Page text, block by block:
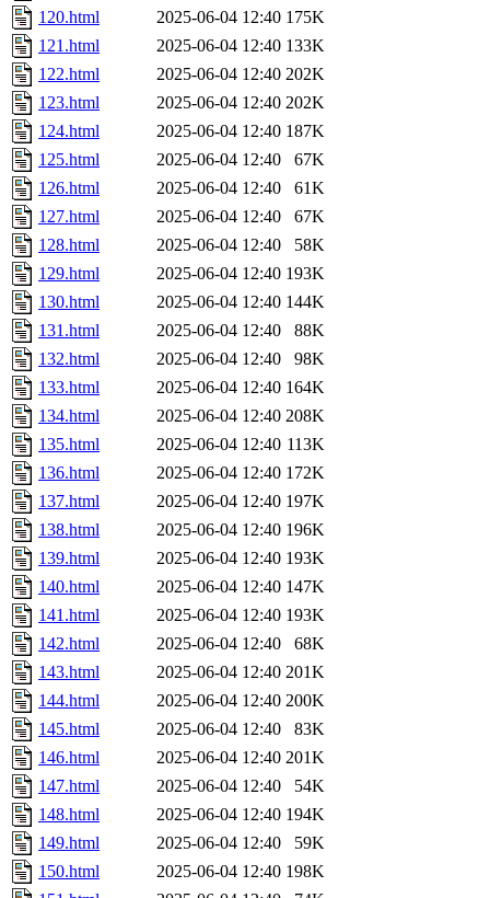
120.html
2025-06-04 12:40 175K
121.html
2025-06-04 12:40 133K
122.html
2025-06-04 12:40 202K
123.html
2025-06-04 12:40 202K
124.html
2025-06-04 12:40 187K
125.html
2025-06-04 12:40
67K
126.html
2025-06-04 12:40
61K
127.html
2025-06-04 12:40
67K
128.html
2025-06-04 12:40
58K
129.html
2025-06-04 12:40 193K
130.html
2025-06-04 12:40 144K
131.html
2025-06-04 12:40
88K
132.html
2025-06-04 12:40
98K
133.html
2025-06-04 12:40 164K
134.html
2025-06-04 12:40 208K
135.html
2025-06-04 12:40 113K
136.html
2025-06-04 12:40 172K
137.html
2025-06-04 12:40 197K
138.html
2025-06-04 12:40 196K
139.html
2025-06-04 12:40 193K
140.html
2025-06-04 12:40 147K
141.html
2025-06-04 12:40 193K
142.html
2025-06-04 12:40
68K
143.html
2025-06-04 12:40 201K
144.html
2025-06-04 12:40 200K
145.html
2025-06-04 12:40
83K
146.html
2025-06-04 12:40 201K
147.html
2025-06-04 12:40
54K
148.html
2025-06-04 12:40 194K
149.html
2025-06-04 12:40
59K
150.html
2025-06-04 12:40 198K